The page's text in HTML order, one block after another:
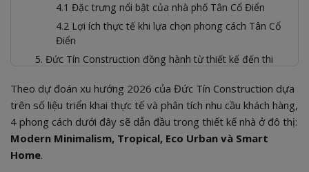
4.1 Đặc trưng nổi bật của nhà phố Tân Cổ Điển
4.2 Lợi ích thực tế khi lựa chọn phong cách Tân Cổ
Điển
5. Đức Tín Construction đồng hành từ thiết kế đến thi
Đội ngũ thiết kế & thi công giàu kinh nghiệm
Quy trình thi công chuẩn – minh bạch
Chất lượng vượt trội
Cam kết báo giá minh bạch
Theo dự đoán xu hướng 2026 của Đức Tín Construction dựa
trên số liệu triển khai thực tế và phân tích nhu cầu khách hàng,
4 phong cách dưới đây sẽ dẫn đầu trong thiết kế nhà ở đô thị:
Modern Minimalism, Tropical, Eco Urban và Smart
Home.